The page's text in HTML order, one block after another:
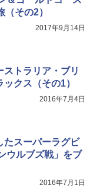
（その2）
2017年9月14日
ストラリア・ブリ
クス（その1）
2016年7月4日
たスーパーラグビ
ウルブズ戦」をブ
2016年7月1日